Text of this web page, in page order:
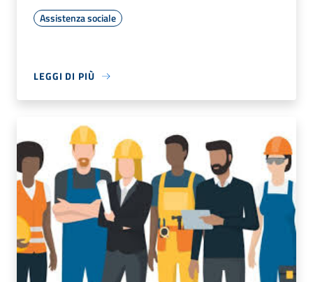
Assistenza sociale
LEGGI DI PIÙ